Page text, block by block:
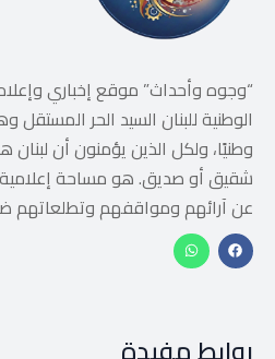
“وجوه وأحداث” موقع إخباري
الوطنية للبنان السيد الحر
وطنيًا، ولكل الذين يؤمنون أن لبنان
شقيق أو صديق. هو مساحة إعلامية
عن آرائهم ومواقفهم وتطلعاتهم